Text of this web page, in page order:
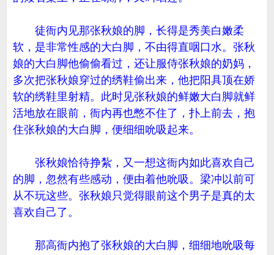
徒衙内见那张秋娘的脚，长得是秀美白嫩柔
软，是非常性感的大白脚，不由得直咽口水。张秋
娘的大白脚他偷偷看过，还让服侍张秋娘的奶妈，
多次把张秋娘穿过的绣鞋偷出来，他把阳具顶在娇
软的绣鞋里射精。此时见张秋娘的鲜嫩大白脚就鲜
活地放在眼前，衙内再也憋不住了，扑上前去，抱
住张秋娘的大白脚，便细细吮吸起来。
张秋娘恰待挣紮，又一想这衙内如此喜欢自己
的脚，忽然有些感动，便由着他吮吸。梁冲以前可
从不玩这些。张秋娘只觉得眼前这个男子是真的太
喜欢自己了。
那高衙内抱了张秋娘的大白脚，细细地吮吸每